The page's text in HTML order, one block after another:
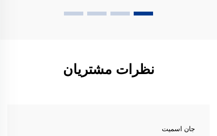
نظرات مشتریان
جان اسمیت